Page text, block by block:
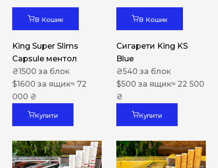
В Кошик
King Super Slims
Capsule ментол
₴1500 за блок
$1600 за ящик≈ 72
000 ₴
Купити
В Кошик
Сигарети King KS
Blue
₴540 за блок
$500 за ящик≈ 22 500
₴
Купити